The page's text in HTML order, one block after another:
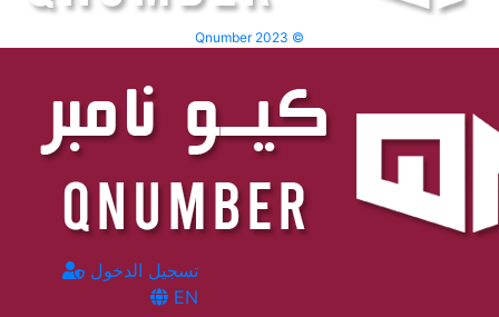
Qnumber 2023 ©
تسجيل الدخول
EN